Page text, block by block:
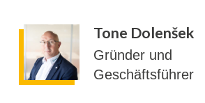
Tone Dolenšek
Gründer und
Geschäftsführer